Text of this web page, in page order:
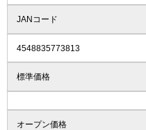
JANコード
4548835773813
標準価格
オープン価格